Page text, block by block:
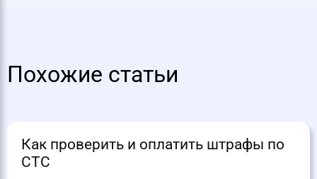
Похожие статьи
Как проверить и оплатить штрафы по
СТС